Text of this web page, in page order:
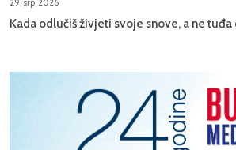
29, srp, 2026
Kada odlučiš živjeti svoje snove, a ne